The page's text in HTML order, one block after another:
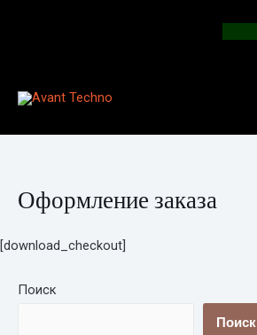
Оформление заказа
[download_checkout]
Поиск
Поиск